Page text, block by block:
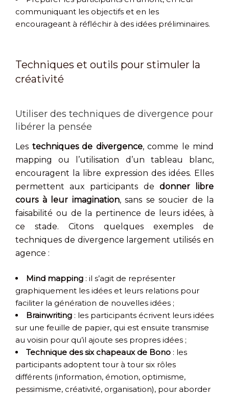
communiquant les objectifs et en les
encourageant à réfléchir à des idées préliminaires.
Techniques et outils pour stimuler la
créativité
Utiliser des techniques de divergence pour
libérer la pensée
Les techniques de divergence, comme le mind
mapping ou l’utilisation d’un tableau blanc,
encouragent la libre expression des idées. Elles
permettent aux participants de donner libre
cours à leur imagination, sans se soucier de la
faisabilité ou de la pertinence de leurs idées, à
ce stade. Citons quelques exemples de
techniques de divergence largement utilisés en
agence :
Mind mapping : il s’agit de représenter
graphiquement les idées et leurs relations pour
faciliter la génération de nouvelles idées ;
Brainwriting : les participants écrivent leurs idées
sur une feuille de papier, qui est ensuite transmise
au voisin pour qu’il ajoute ses propres idées ;
Technique des six chapeaux de Bono : les
participants adoptent tour à tour six rôles
différents (information, émotion, optimisme,
pessimisme, créativité, organisation), pour aborder